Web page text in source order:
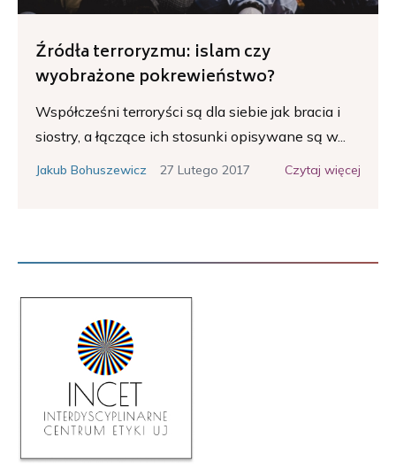
Źródła terroryzmu: islam czy
wyobrażone pokrewieństwo?
Współcześni terroryści są dla siebie jak bracia i
siostry, a łączące ich stosunki opisywane są w...
Jakub Bohuszewicz 27 Lutego 2017 Czytaj więcej